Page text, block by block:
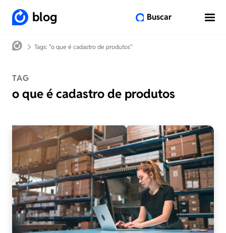
blog Buscar
Tags: "o que é cadastro de produtos"
TAG
o que é cadastro de produtos